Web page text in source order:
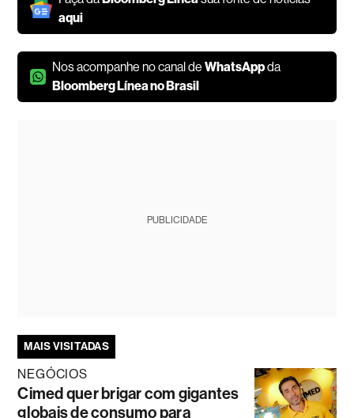
aqui
Nos acompanhe no canal deWhatsAppda
Bloomberg Línea no Brasil
PUBLICIDADE
MAIS VISITADAS
NEGÓCIOS
Cimed quer brigar com gigantes
globais de consumo para